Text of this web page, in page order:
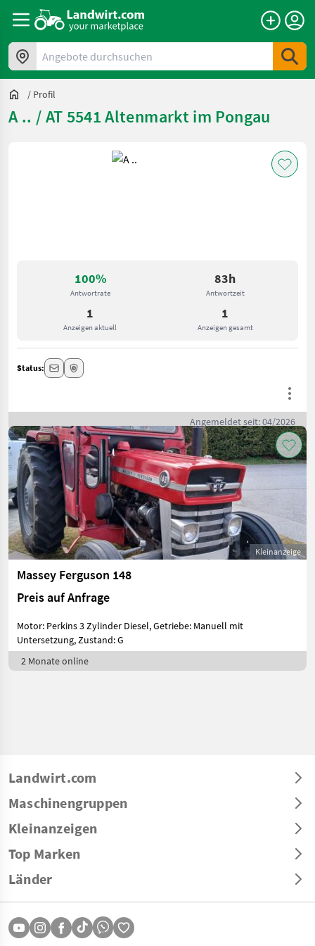
Angebote durchsuchen
/ Profil
A .. / AT 5541 Altenmarkt im Pongau
100%
Antwortrate
83h
Antwortzeit
1
Anzeigen aktuell
1
Anzeigen gesamt
Status:
Angemeldet seit: 04/2026
Kleinanzeige
Massey Ferguson 148
Preis auf Anfrage
Motor: Perkins 3 Zylinder Diesel, Getriebe: Manuell mit
Untersetzung, Zustand: G
2 Monate online
Landwirt.com
Maschinengruppen
Kleinanzeigen
Top Marken
Länder